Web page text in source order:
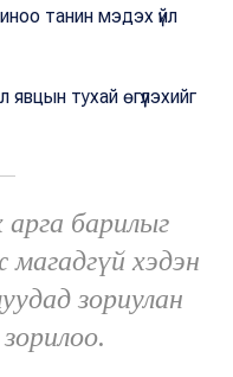
танин мэдэх үйл
тухай өгүүлэхийг
барилыг
хэдэн
зориулан